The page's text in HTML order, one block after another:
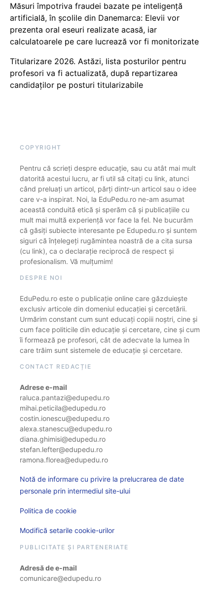
Măsuri împotriva fraudei bazate pe inteligență
artificială, în școlile din Danemarca: Elevii vor
prezenta oral eseuri realizate acasă, iar
calculatoarele pe care lucrează vor fi monitorizate
Titularizare 2026. Astăzi, lista posturilor pentru
profesori va fi actualizată, după repartizarea
candidaților pe posturi titularizabile
COPYRIGHT
Pentru că scrieți despre educație, sau cu atât mai mult
datorită acestui lucru, ar fi util să citați cu link, atunci
când preluați un articol, părți dintr-un articol sau o idee
care v-a inspirat. Noi, la EduPedu.ro ne-am asumat
această conduită etică și sperăm că și publicațiile cu
mult mai multă experiență vor face la fel. Ne bucurăm
că găsiți subiecte interesante pe Edupedu.ro și suntem
siguri că înțelegeți rugămintea noastră de a cita sursa
(cu link), ca o declarație reciprocă de respect și
profesionalism. Vă mulțumim!
DESPRE NOI
EduPedu.ro este o publicație online care găzduiește
exclusiv articole din domeniul educației și cercetării.
Urmărim constant cum sunt educați copiii noștri, cine și
cum face politicile din educație și cercetare, cine și cum
îi formează pe profesori, cât de adecvate la lumea în
care trăim sunt sistemele de educație și cercetare.
CONTACT REDACȚIE
Adrese e-mail
raluca.pantazi@edupedu.ro
mihai.peticila@edupedu.ro
costin.ionescu@edupedu.ro
alexa.stanescu@edupedu.ro
diana.ghimisi@edupedu.ro
stefan.lefter@edupedu.ro
ramona.florea@edupedu.ro
Notă de informare cu privire la prelucrarea de date
personale prin intermediul site-ului
Politica de cookie
Modifică setarile cookie-urilor
PUBLICITATE ȘI PARTENERIATE
Adresă de e-mail
comunicare@edupedu.ro